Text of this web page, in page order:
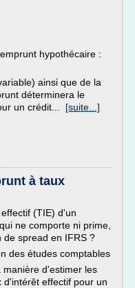
hypothécaire :
ainsi que de la
déterminera le
un crédit... [suite...]
à taux
(TIE) d'un
ne comporte ni prime,
de spread en IFRS ?
des études comptables
manière d'estimer les
d'intérêt effectif pour un